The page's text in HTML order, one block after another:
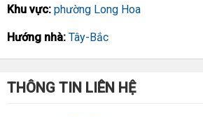
Khu vực: phường Long Hoa
Hướng nhà: Tây-Bắc
THÔNG TIN LIÊN HỆ